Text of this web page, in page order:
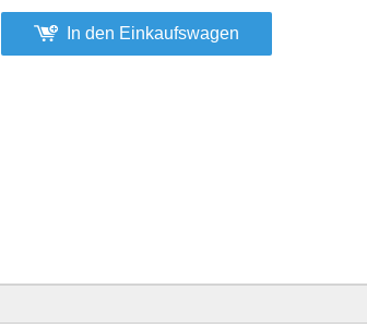
In den Einkaufswagen